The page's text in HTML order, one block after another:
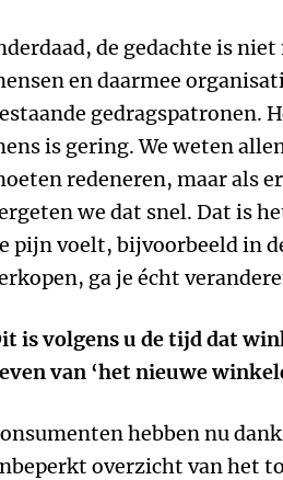
de gedachte is
en daarmee
gedragspatronen.
is gering. We weten
redeneren, maar als
we dat snel. Dat is
pijn voelt, bijvoorbeeld in
ga je écht
is volgens u de tijd dat
van ‘het nieuwe
hebben nu
overzicht van het